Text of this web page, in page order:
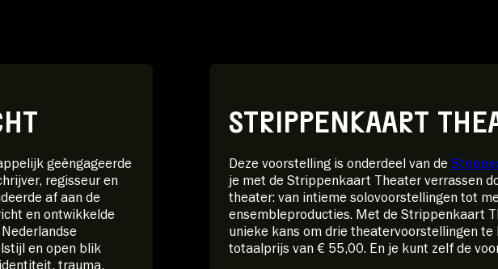
geëngageerde
regisseur en
af aan de
en ontwikkelde
en open blik
trauma,
STRIPPENKAART
Deze voorstelling is onderdeel van de
je met de Strippenkaart Theater verrassen
theater: van intieme solovoorstellingen tot
ensembleproducties. Met de Strippenkaart
unieke kans om drie theatervoorstellingen te
totaalprijs van € 55,00. En je kunt zelf de